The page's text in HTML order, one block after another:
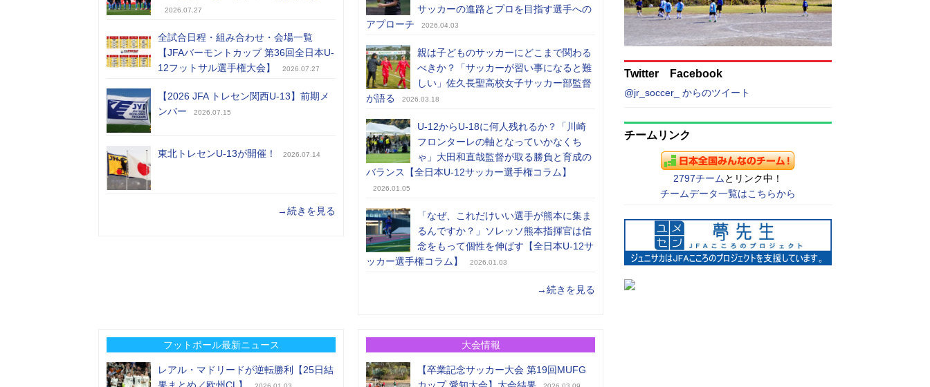
2026.07.27
全試合日程・組み合わせ・会場一覧
【JFAバーモントカップ 第36回全日本U-
12フットサル選手権大会】
2026.07.27
【2026 JFA トレセン関西U-13】前期メ
ンバー
2026.07.15
東北トレセンU-13が開催！ 2026.07.14
→続きを見る
サッカーの進路とプロを目指す選手への
アプローチ
2026.04.03
親は子どものサッカーにどこまで関わる
べきか？「サッカーが習い事になると難
しい」佐久長聖高校女子サッカー部監督
が語る
2026.03.18
U-12からU-18に何人残れるか？「川崎
フロンターレの軸となっていかなくち
ゃ」大田和直哉監督が取る勝負と育成の
バランス【全日本U-12サッカー選手権コラム】
2026.01.05
「なぜ、これだけいい選手が熊本に集ま
るんですか？」ソレッソ熊本指揮官は信
念をもって個性を伸ばす【全日本U-12サ
ッカー選手権コラム】
2026.01.03
→続きを見る
フットボール最新ニュース
レアル・マドリードが逆転勝利【25日結
大会情報
【卒業記念サッカー大会 第19回MUFG
Twitter Facebook
@jr_soccer_ からのツイート
チームリンク
2797チーム とリンク中！
チームデータ一覧はこちらから